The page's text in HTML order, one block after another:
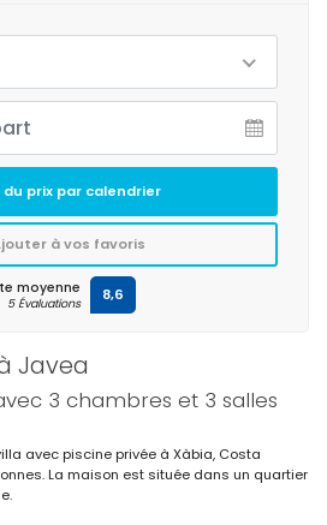
Javea
3 chambres et 3 salles
avec piscine privée à Xàbia, Costa
La maison est située dans un quartier
du prix par calendrier
à vos favoris
moyenne
5 Évaluations 8,6